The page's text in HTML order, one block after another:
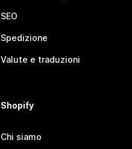
SEO
Spedizione
Valute e traduzioni
Shopify
Chi siamo